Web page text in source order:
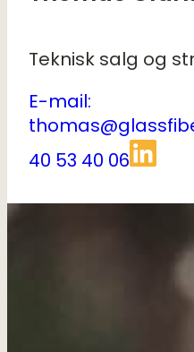
Teknisk salg og
E-mail:
40 53 40 06